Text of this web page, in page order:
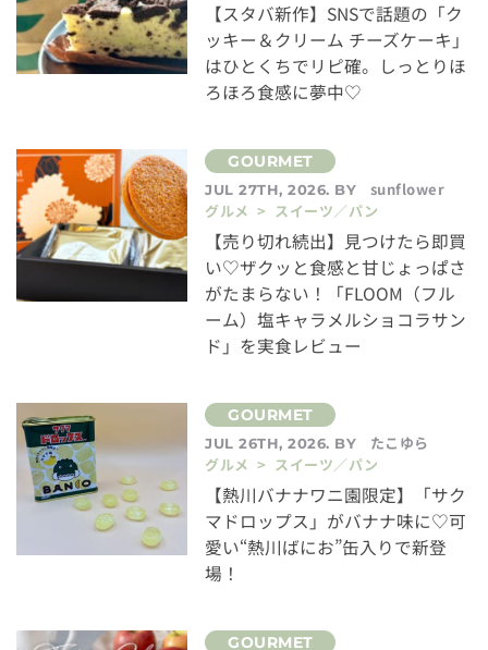
【スタバ新作】SNSで話題の「ク
ッキー＆クリーム チーズケーキ」
はひとくちでリピ確。しっとりほ
ろほろ食感に夢中♡
JUL 27TH, 2026. BY
sunflower
グルメ > スイーツ／パン
【売り切れ続出】見つけたら即買
い♡ザクッと食感と甘じょっぱさ
がたまらない！「FLOOM（フル
ーム）塩キャラメルショコラサン
ド」を実食レビュー
JUL 26TH, 2026. BY
たこゆら
グルメ > スイーツ／パン
【熱川バナナワニ園限定】「サク
マドロップス」がバナナ味に♡可
愛い“熱川ばにお”缶入りで新登
場！